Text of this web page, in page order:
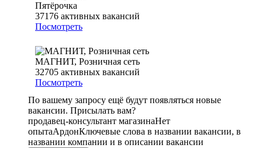
Пятёрочка
37176 активных вакансий
Посмотреть
МАГНИТ, Розничная сеть
32705 активных вакансий
Посмотреть
По вашему запросу ещё будут появляться новые
вакансии. Присылать вам?
продавец-консультант магазинаНет
опытаАрдонКлючевые слова в названии вакансии, в
названии компании и в описании вакансии